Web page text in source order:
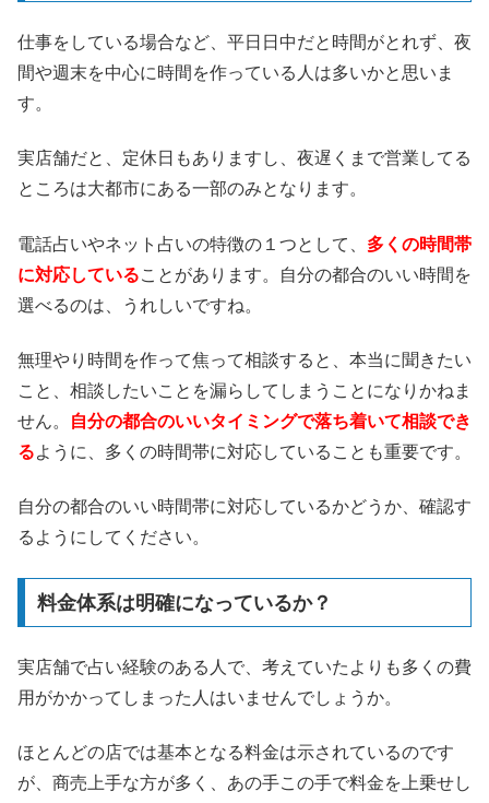
仕事をしている場合など、平日日中だと時間がとれず、夜
間や週末を中心に時間を作っている人は多いかと思いま
す。
実店舗だと、定休日もありますし、夜遅くまで営業してる
ところは大都市にある一部のみとなります。
電話占いやネット占いの特徴の１つとして、 多くの時間帯
に対応していることがあります。自分の都合のいい時間を
選べるのは、うれしいですね。
無理やり時間を作って焦って相談すると、本当に聞きたい
こと、相談したいことを漏らしてしまうことになりかねま
せん。
自分の都合のいいタイミングで落ち着いて相談でき
るように、多くの時間帯に対応していることも重要です。
自分の都合のいい時間帯に対応しているかどうか、確認す
るようにしてください。
料金体系は明確になっているか？
実店舗で占い経験のある人で、考えていたよりも多くの費
用がかかってしまった人はいませんでしょうか。
ほとんどの店では基本となる料金は示されているのです
が、商売上手な方が多く、あの手この手で料金を上乗せし